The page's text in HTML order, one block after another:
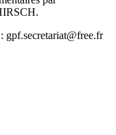
gpf.secretariat@free.fr